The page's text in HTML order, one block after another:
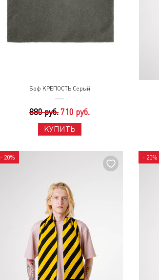
Баф КРЕПОСТЬ Серый
880 руб. 710 руб.
КУПИТЬ
- 20% - 20%